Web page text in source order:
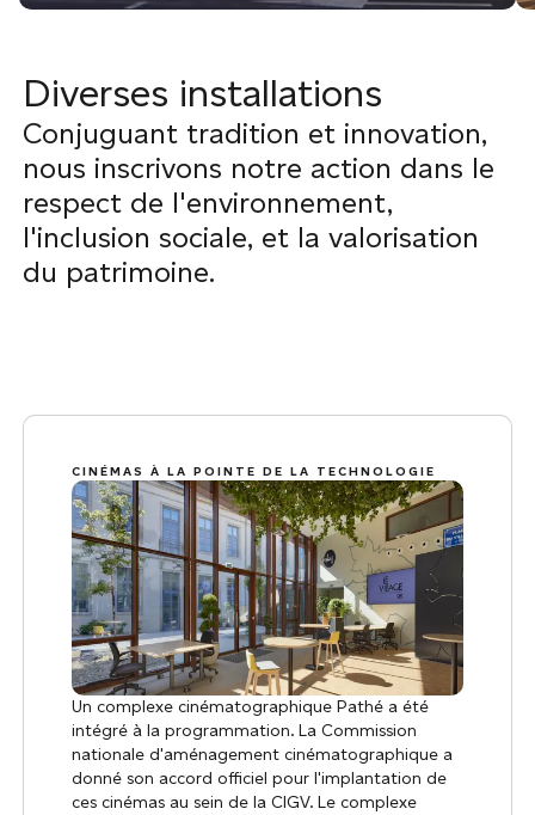
Diverses installations
Conjuguant tradition et innovation,
nous inscrivons notre action dans le
respect de l'environnement,
l'inclusion sociale, et la valorisation
du patrimoine.
CINÉMAS À LA POINTE DE LA TECHNOLOGIE
Un complexe cinématographique Pathé a été
intégré à la programmation. La Commission
nationale d'aménagement cinématographique a
donné son accord officiel pour l'implantation de
ces cinémas au sein de la CIGV. Le complexe